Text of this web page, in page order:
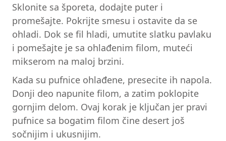
Sklonite sa šporeta, dodajte puter i
promešajte. Pokrijte smesu i ostavite da se
ohladi. Dok se fil hladi, umutite slatku pavlaku
i pomešajte je sa ohlađenim filom, muteći
mikserom na maloj brzini.
Kada su pufnice ohlađene, presecite ih napola.
Donji deo napunite filom, a zatim poklopite
gornjim delom. Ovaj korak je ključan jer pravi
pufnice sa bogatim filom čine desert još
sočnijim i ukusnijim.